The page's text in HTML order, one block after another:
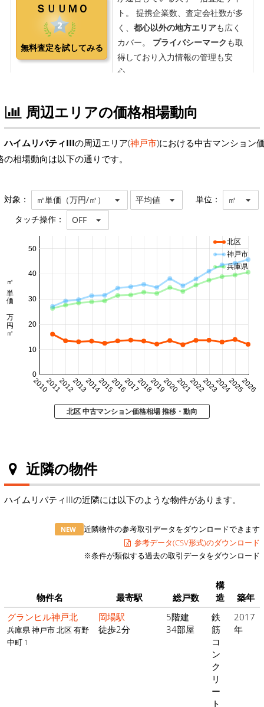
周辺エリアの価格相場動向
ハイムリバティIIIの周辺エリア(神戸市)における中古マンション
の相場動向は以下の通りです。
対象： ㎡単価（万円/㎡） 平均値 単位： ㎡
タッチ操作： OFF
20102011201220132014201520162017201820192020202120222023202420252026
0
10
20
30
40
50
㎡単価 万円/㎡
北区
神戸市
兵庫県
北区 中古マンション価格相場 推移・動向
近隣の物件
ハイムリバティIIIの近隣には以下のような物件があります。
NEW
近隣物件の参考取引データをダウンロードできます
参考データ(CSV形式)のダウンロード
※条件が類似する過去の取引データをダウンロード
物件名 最寄駅 総戸数
構
造
築年
グランヒル神戸北
兵庫県 神戸市 北区 有野
中町 1
岡場駅
徒歩2分
5階建
34部屋
鉄
筋
コ
ン
ク
リ
ー
ト
2017
年